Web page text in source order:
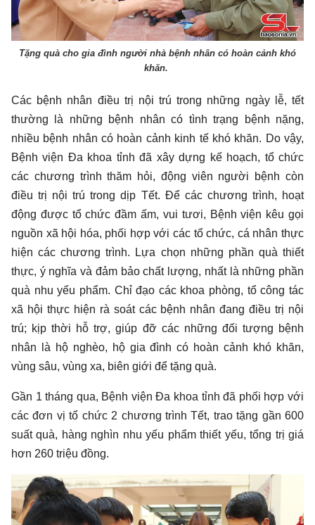
Tặng quà cho gia đình người nhà bệnh nhân có hoàn cảnh khó
khăn.
Các bệnh nhân điều trị nội trú trong những ngày lễ, tết
thường là những bệnh nhân có tình trạng bệnh nặng,
nhiều bệnh nhân có hoàn cảnh kinh tế khó khăn. Do vậy,
Bệnh viện Đa khoa tỉnh đã xây dựng kế hoạch, tổ chức
các chương trình thăm hỏi, động viên người bệnh còn
điều trị nội trú trong dịp Tết. Để các chương trình, hoạt
động được tổ chức đầm ấm, vui tươi, Bệnh viện kêu gọi
nguồn xã hội hóa, phối hợp với các tổ chức, cá nhân thực
hiện các chương trình. Lựa chọn những phần quà thiết
thực, ý nghĩa và đảm bảo chất lượng, nhất là những phần
quà nhu yếu phẩm. Chỉ đạo các khoa phòng, tổ công tác
xã hội thực hiện rà soát các bệnh nhân đang điều trị nội
trú; kịp thời hỗ trợ, giúp đỡ các những đối tượng bệnh
nhân là hộ nghèo, hộ gia đình có hoàn cảnh khó khăn,
vùng sâu, vùng xa, biên giới để tặng quà.
Gần 1 tháng qua, Bệnh viện Đa khoa tỉnh đã phối hợp với
các đơn vị tổ chức 2 chương trình Tết, trao tặng gần 600
suất quà, hàng nghìn nhu yếu phẩm thiết yếu, tổng trị giá
hơn 260 triệu đồng.